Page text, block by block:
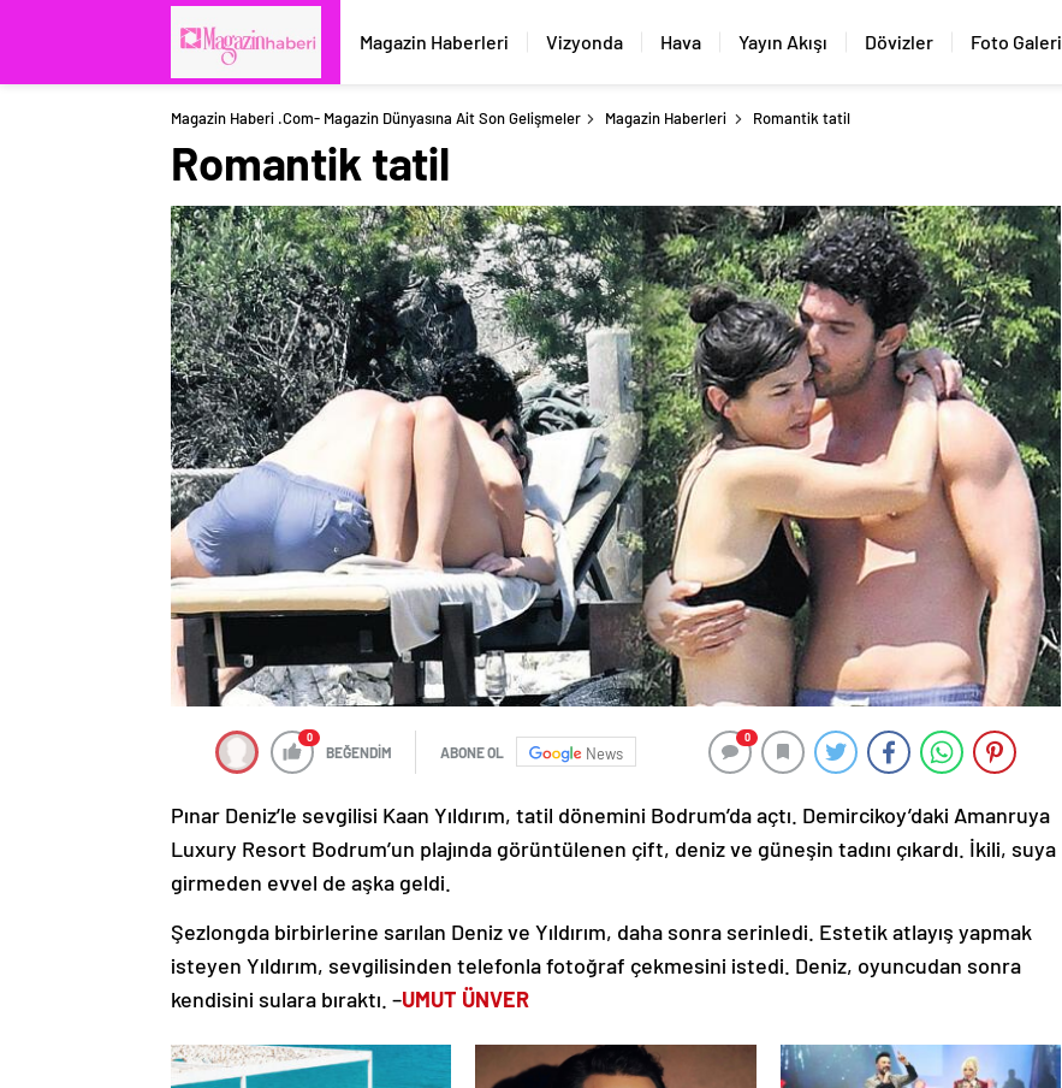
Magazin Haberleri Vizyonda Hava Yayın Akışı Dövizler Foto Galeri
Magazin Haberi .com- Magazin Dünyasına Ait Son Gelişmeler Magazin Haberleri Romantik tatil
Romantik tatil
0
BEĞENDİM ABONE OL News
0
Pınar Deniz’le sevgilisi Kaan Yıldırım, tatil dönemini Bodrum’da açtı. Demircikoy’daki Amanruya
Luxury Resort Bodrum’un plajında görüntülenen çift, deniz ve güneşin tadını çıkardı. İkili, suya
girmeden evvel de aşka geldi.
Şezlongda birbirlerine sarılan Deniz ve Yıldırım, daha sonra serinledi. Estetik atlayış yapmak
isteyen Yıldırım, sevgilisinden telefonla fotoğraf çekmesini istedi. Deniz, oyuncudan sonra
kendisini sulara bıraktı. –UMUT ÜNVER